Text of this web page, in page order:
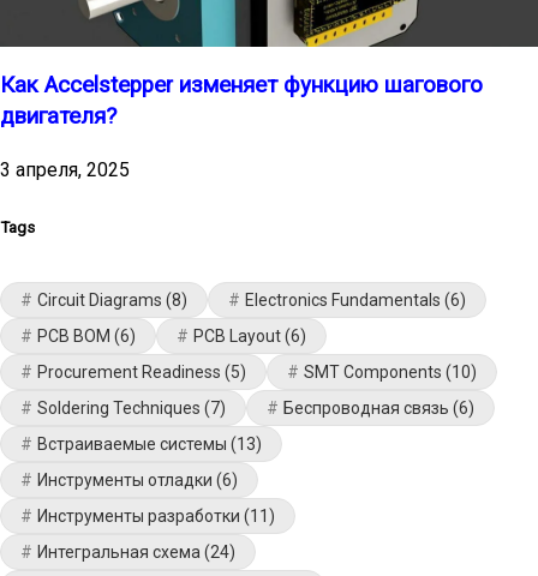
Как Accelstepper изменяет функцию шагового
двигателя?
3 апреля, 2025
Tags
Circuit Diagrams (8) Electronics Fundamentals (6)
PCB BOM (6) PCB Layout(6)
Procurement Readiness (5) SMT Components (10)
Soldering Techniques (7) Беспроводная связь (6)
Встраиваемые системы (13)
Инструменты отладки (6)
Инструменты разработки (11)
Интегральная схема (24)